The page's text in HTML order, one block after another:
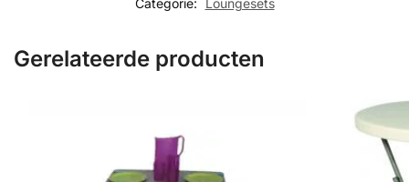
Categorie:
Loungesets
Gerelateerde producten